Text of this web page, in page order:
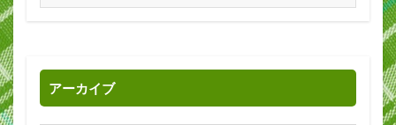
アーカイブ